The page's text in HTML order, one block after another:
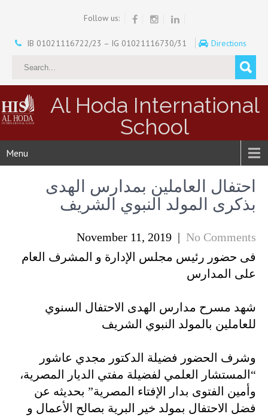
Follow us:
IB 01021116722/23 – IG 01021116730/31 Directions
Al Hoda International
School
Menu
احتفال العاملين بمدارس الهدى
بذكرى المولد النبوي الشريف
November 11, 2019 | No Comments
فى حضور رئيس مجلس الإدارة و المشرف العام
على المدارس
شهد مسرح مدارس الهدى الاحتفال السنوي
للعاملين بالمولد النبوي الشريف
وشرف الحضور فضيلة الدكتور مجدي عاشور
“المستشار العلمي لفضيلة مفتي الديار المصرية،
وأمين الفتوى بدار الإفتاء المصرية” بحديثه عن
فضل الاحتفال بمولد خير البرية بصالح الأعمال و